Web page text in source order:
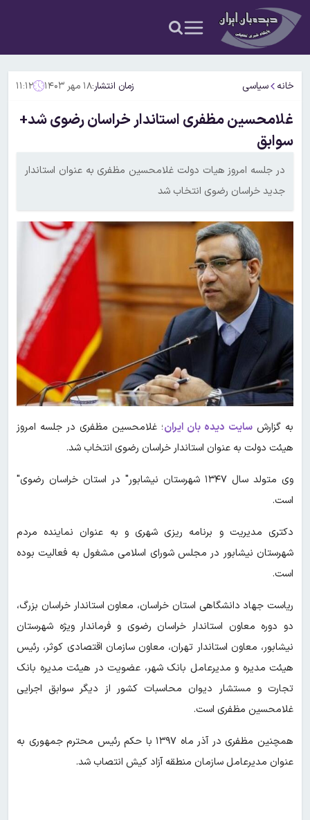
خانه سیاسی زمان انتشار:۱۸ مهر ۱۴۰۳ ۱۱:۱۲
غلامحسین مظفری استاندار خراسان رضوی شد+
سوابق
در جلسه امروز هیات دولت غلامحسین مظفری به عنوان استاندار
جدید خراسان رضوی انتخاب شد
به گزارشسایت دیده بان ایران؛ غلامحسین مظفری در جلسه امروز
هیئت دولت به عنوان استاندار خراسان رضوی انتخاب شد.
وی متولد سال ۱۳۴۷ شهرستان نیشابور" در استان خراسان رضوی"
است.
دکتری مدیریت و برنامه ریزی شهری و به عنوان نماینده مردم
شهرستان نیشابور در مجلس شورای اسلامی مشغول به فعالیت بوده
است.
ریاست جهاد دانشگاهی استان خراسان، معاون استاندار خراسان بزرگ،
دو دوره معاون استاندار خراسان رضوی و فرماندار ویژه شهرستان
نیشابور، معاون استاندار تهران، معاون سازمان اقتصادی کوثر، رئیس
هیئت مدیره و مدیرعامل بانک شهر، عضویت در هیئت مدیره بانک
تجارت و مستشار دیوان محاسبات کشور از دیگر سوابق اجرایی
غلامحسین مظفری است.
همچنین مظفری در آذر ماه ۱۳۹۷ با حکم رئیس محترم جمهوری به
عنوان مدیرعامل سازمان منطقه آزاد کیش انتصاب شد.